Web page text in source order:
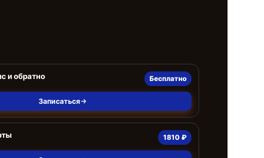
и обратно Бесплатно
Записаться
1810 ₽